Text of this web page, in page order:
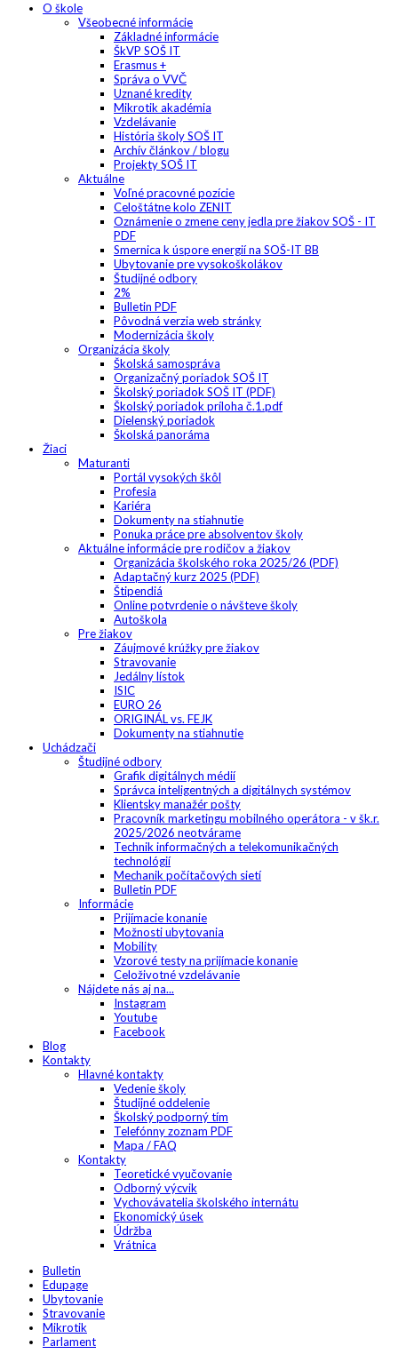
O škole
Všeobecné informácie
Základné informácie
ŠkVP SOŠ IT
Erasmus +
Správa o VVČ
Uznané kredity
Mikrotik akadémia
Vzdelávanie
História školy SOŠ IT
Archív článkov / blogu
Projekty SOŠ IT
Aktuálne
Voľné pracovné pozície
Celoštátne kolo ZENIT
Oznámenie o zmene ceny jedla pre žiakov SOŠ - IT
PDF
Smernica k úspore energií na SOŠ-IT BB
Ubytovanie pre vysokoškolákov
Študijné odbory
2%
Bulletin PDF
Pôvodná verzia web stránky
Modernizácia školy
Organizácia školy
Školská samospráva
Organizačný poriadok SOŠ IT
Školský poriadok SOŠ IT (PDF)
Školský poriadok príloha č.1.pdf
Dielenský poriadok
Školská panoráma
Žiaci
Maturanti
Portál vysokých škôl
Profesia
Kariéra
Dokumenty na stiahnutie
Ponuka práce pre absolventov školy
Aktuálne informácie pre rodičov a žiakov
Organizácia školského roka 2025/26 (PDF)
Adaptačný kurz 2025 (PDF)
Štipendiá
Online potvrdenie o návšteve školy
Autoškola
Pre žiakov
Záujmové krúžky pre žiakov
Stravovanie
Jedálny lístok
ISIC
EURO 26
ORIGINÁL vs. FEJK
Dokumenty na stiahnutie
Uchádzači
Študijné odbory
Grafik digitálnych médií
Správca inteligentných a digitálnych systémov
Klientsky manažér pošty
Pracovník marketingu mobilného operátora - v šk.r.
2025/2026 neotvárame
Technik informačných a telekomunikačných
technológií
Mechanik počítačových sietí
Bulletin PDF
Informácie
Prijímacie konanie
Možnosti ubytovania
Mobility
Vzorové testy na prijímacie konanie
Celoživotné vzdelávanie
Nájdete nás aj na...
Instagram
Youtube
Facebook
Blog
Kontakty
Hlavné kontakty
Vedenie školy
Študijné oddelenie
Školský podporný tím
Telefónny zoznam PDF
Mapa / FAQ
Kontakty
Teoretické vyučovanie
Odborný výcvik
Vychovávatelia školského internátu
Ekonomický úsek
Údržba
Vrátnica
Bulletin
Edupage
Ubytovanie
Stravovanie
Mikrotik
Parlament